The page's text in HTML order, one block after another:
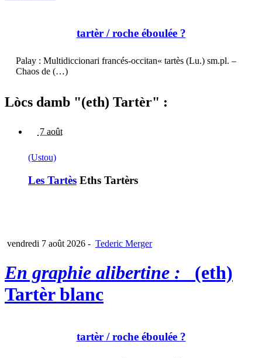
tartèr/ roche éboulée ?
Palay : Multidiccionari francés-occitan« tartès (Lu.) sm.pl. –
Chaos de (…)
Lòcs damb "(eth) Tartèr" :
7 août
(Ustou)
Les Tartès Eths Tartèrs
vendredi 7 août 2026 - Tederic Merger
En graphie alibertine : (eth)
Tartèr blanc
tartèr/ roche éboulée ?